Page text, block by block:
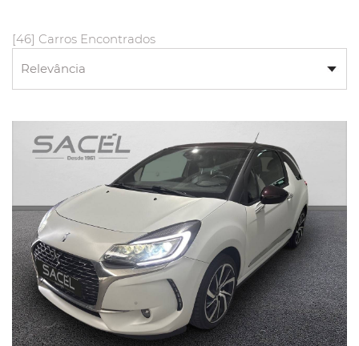
[46] Carros Encontrados